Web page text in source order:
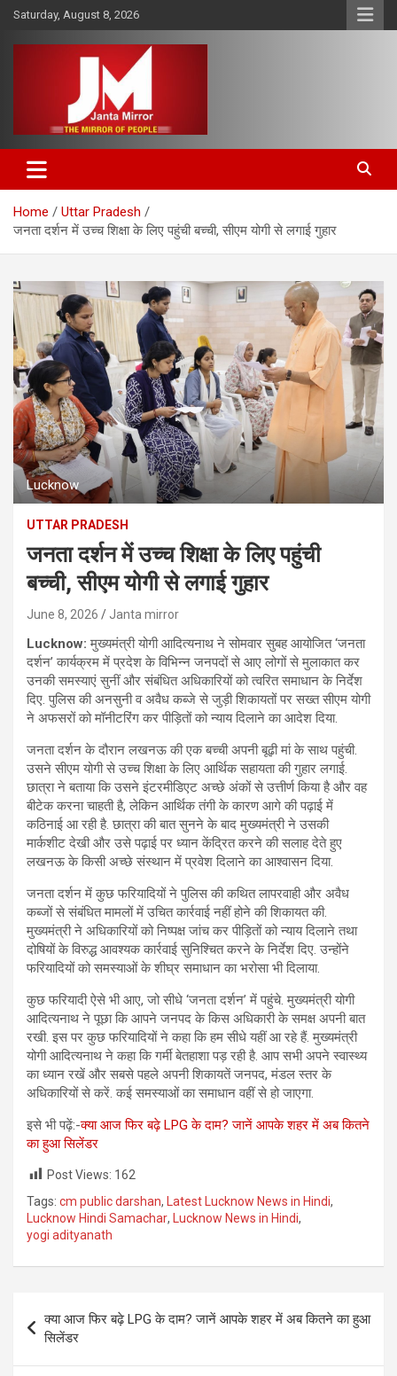
Skip
content
Saturday, August 8, 2026
Janta Mirror
Home
Uttar Pradesh
जनता दर्शन में उच्च शिक्षा के लिए पहुंची बच्ची, सीएम योगी से लगाई गुहार
Lucknow
UTTAR PRADESH
जनता दर्शन में उच्च शिक्षा के लिए पहुंची
बच्ची, सीएम योगी से लगाई गुहार
June 8, 2026 Janta mirror
Lucknow:मुख्यमंत्री योगी आदित्यनाथ ने सोमवार सुबह आयोजित ‘जनता
दर्शन’ कार्यक्रम में प्रदेश के विभिन्न जनपदों से आए लोगों से मुलाकात कर
उनकी समस्याएं सुनीं और संबंधित अधिकारियों को त्वरित समाधान के निर्देश
दिए. पुलिस की अनसुनी व अवैध कब्जे से जुड़ी शिकायतों पर सख्त सीएम योगी
ने अफसरों को मॉनीटरिंग कर पीड़ितों को न्याय दिलाने का आदेश दिया.
जनता दर्शन के दौरान लखनऊ की एक बच्ची अपनी बूढ़ी मां के साथ पहुंची.
उसने सीएम योगी से उच्च शिक्षा के लिए आर्थिक सहायता की गुहार लगाई.
छात्रा ने बताया कि उसने इंटरमीडिएट अच्छे अंकों से उत्तीर्ण किया है और वह
बीटेक करना चाहती है, लेकिन आर्थिक तंगी के कारण आगे की पढ़ाई में
कठिनाई आ रही है. छात्रा की बात सुनने के बाद मुख्यमंत्री ने उसकी
मार्कशीट देखी और उसे पढ़ाई पर ध्यान केंद्रित करने की सलाह देते हुए
लखनऊ के किसी अच्छे संस्थान में प्रवेश दिलाने का आश्वासन दिया.
जनता दर्शन में कुछ फरियादियों ने पुलिस की कथित लापरवाही और अवैध
कब्जों से संबंधित मामलों में उचित कार्रवाई नहीं होने की शिकायत की.
मुख्यमंत्री ने अधिकारियों को निष्पक्ष जांच कर पीड़ितों को न्याय दिलाने तथा
दोषियों के विरुद्ध आवश्यक कार्रवाई सुनिश्चित करने के निर्देश दिए. उन्होंने
फरियादियों को समस्याओं के शीघ्र समाधान का भरोसा भी दिलाया.
कुछ फरियादी ऐसे भी आए, जो सीधे ‘जनता दर्शन’ में पहुंचे. मुख्यमंत्री योगी
आदित्यनाथ ने पूछा कि आपने जनपद के किस अधिकारी के समक्ष अपनी बात
रखी. इस पर कुछ फरियादियों ने कहा कि हम सीधे यहीं आ रहे हैं. मुख्यमंत्री
योगी आदित्यनाथ ने कहा कि गर्मी बेतहाशा पड़ रही है. आप सभी अपने स्वास्थ्य
का ध्यान रखें और सबसे पहले अपनी शिकायतें जनपद, मंडल स्तर के
अधिकारियों से करें. कई समस्याओं का समाधान वहीं से हो जाएगा.
इसे भी पढ़ें:-क्या आज फिर बढ़े LPG के दाम? जानें आपके शहर में अब कितने
का हुआ सिलेंडर
Post Views: 162
Tags: cm public darshan, Latest Lucknow News in Hindi,
Lucknow Hindi Samachar, Lucknow News in Hindi,
yogi adityanath
navigation
क्या आज फिर बढ़े LPG के दाम? जानें आपके शहर में अब कितने का हुआ
सिलेंडर